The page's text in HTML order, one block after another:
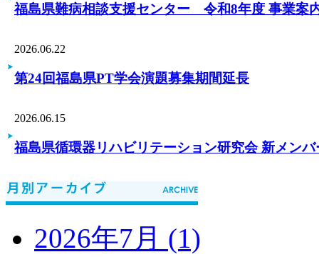
福島県難病相談支援センター 令和8年度 事業案
2026.06.22
第24回福島県PT学会演題募集期間延長
2026.06.15
福島県循環器リハビリテーション研究会 新メンバ
2026年7月 (1)